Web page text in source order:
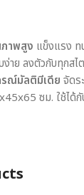
าพสูง แข็งแรง ท
ง่าย ลงตัวกับทุกสไ
รณ์มัลติมีเดีย จัดร
ซม. ใช้ได้